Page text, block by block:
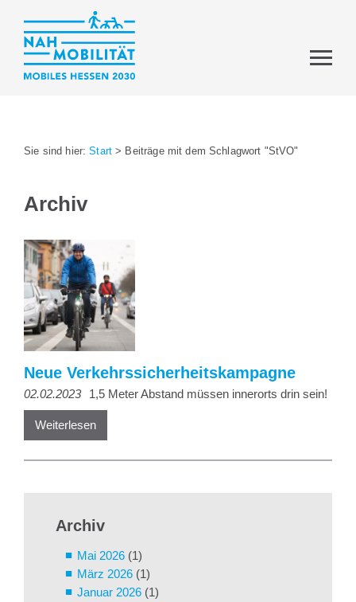
Sie sind hier:Start > Beiträge mit dem Schlagwort "StVO"
Archiv
Neue Verkehrssicherheitskampagne
02.02.2023 1,5 Meter Abstand müssen innerorts drin sein!
Weiterlesen
Archiv
Mai 2026 (1)
März 2026 (1)
Januar 2026 (1)